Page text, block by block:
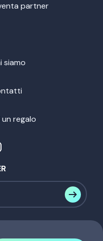
partner
siamo
un regalo